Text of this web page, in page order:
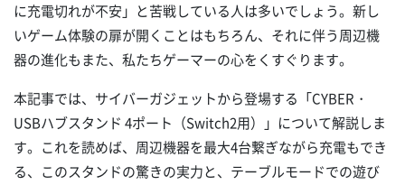
に充電切れが不安」と苦戦している人は多いでしょう。新し
いゲーム体験の扉が開くことはもちろん、それに伴う周辺機
器の進化もまた、私たちゲーマーの心をくすぐります。
本記事では、サイバーガジェットから登場する「CYBER・
USBハブスタンド 4ポート（Switch2用）」について解説しま
す。これを読めば、周辺機器を最大4台繋ぎながら充電もでき
る、このスタンドの驚きの実力と、テーブルモードでの遊び